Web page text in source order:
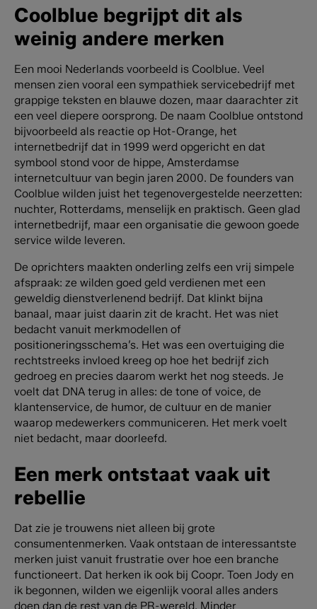
Coolblue begrijpt dit als
weinig andere merken
Een mooi Nederlands voorbeeld is Coolblue. Veel
mensen zien vooral een sympathiek servicebedrijf met
grappige teksten en blauwe dozen, maar daarachter zit
een veel diepere oorsprong. De naam Coolblue ontstond
bijvoorbeeld als reactie op Hot-Orange, het
internetbedrijf dat in 1999 werd opgericht en dat
symbool stond voor de hippe, Amsterdamse
internetcultuur van begin jaren 2000. De founders van
Coolblue wilden juist het tegenovergestelde neerzetten:
nuchter, Rotterdams, menselijk en praktisch. Geen glad
internetbedrijf, maar een organisatie die gewoon goede
service wilde leveren.
De oprichters maakten onderling zelfs een vrij simpele
afspraak: ze wilden goed geld verdienen met een
geweldig dienstverlenend bedrijf. Dat klinkt bijna
banaal, maar juist daarin zit de kracht. Het was niet
bedacht vanuit merkmodellen of
positioneringsschema’s. Het was een overtuiging die
rechtstreeks invloed kreeg op hoe het bedrijf zich
gedroeg en precies daarom werkt het nog steeds. Je
voelt dat DNA terug in alles: de tone of voice, de
klantenservice, de humor, de cultuur en de manier
waarop medewerkers communiceren. Het merk voelt
niet bedacht, maar doorleefd.
Een merk ontstaat vaak uit
rebellie
Dat zie je trouwens niet alleen bij grote
consumentenmerken. Vaak ontstaan de interessantste
merken juist vanuit frustratie over hoe een branche
functioneert. Dat herken ik ook bij Coopr. Toen Jody en
ik begonnen, wilden we eigenlijk vooral alles anders
doen dan de rest van de PR-wereld. Minder